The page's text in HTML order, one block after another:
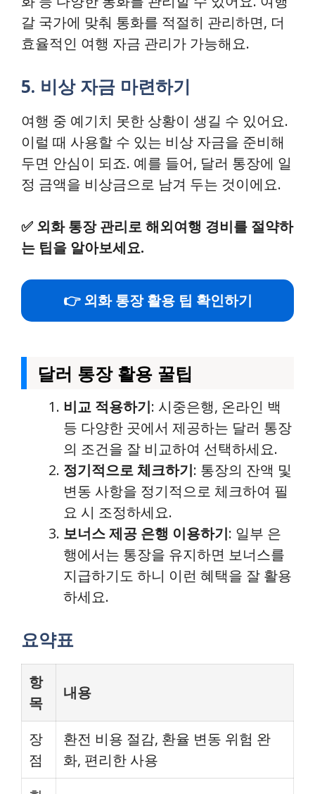
갈 국가에 맞춰 통화를 적절히 관리하면, 더
효율적인 여행 자금 관리가 가능해요.
5. 비상 자금 마련하기
여행 중 예기치 못한 상황이 생길 수 있어요.
이럴 때 사용할 수 있는 비상 자금을 준비해
두면 안심이 되죠. 예를 들어, 달러 통장에 일
정 금액을 비상금으로 남겨 두는 것이에요.
✅ 외화 통장 관리로 해외여행 경비를 절약하
는 팁을 알아보세요.
👉 외화 통장 활용 팁 확인하기
달러 통장 활용 꿀팁
비교 적용하기: 시중은행, 온라인 백
등 다양한 곳에서 제공하는 달러 통장
의 조건을 잘 비교하여 선택하세요.
정기적으로 체크하기: 통장의 잔액 및
변동 사항을 정기적으로 체크하여 필
요 시 조정하세요.
보너스 제공 은행 이용하기: 일부 은
행에서는 통장을 유지하면 보너스를
지급하기도 하니 이런 혜택을 잘 활용
하세요.
요약표
항
목
내용
장
점
환전 비용 절감, 환율 변동 위험 완
화, 편리한 사용